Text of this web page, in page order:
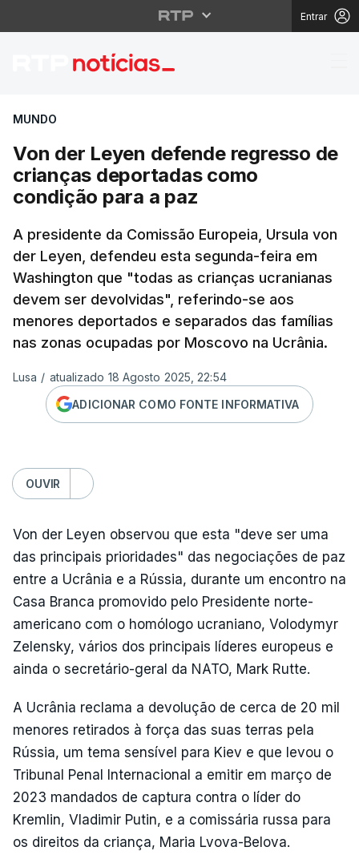
Entrar
Von der Leyen
MUNDO
Von der Leyen defende regresso de
crianças deportadas como
condição para a paz
A presidente da Comissão Europeia, Ursula von
der Leyen, defendeu esta segunda-feira em
Washington que "todas as crianças ucranianas
devem ser devolvidas", referindo-se aos
menores deportados e separados das famílias
nas zonas ocupadas por Moscovo na Ucrânia.
Lusa / atualizado 18 Agosto 2025, 22:54
ADICIONAR COMO FONTE INFORMATIVA
OUVIR
Von der Leyen observou que esta "deve ser uma
das principais prioridades" das negociações de paz
entre a Ucrânia e a Rússia, durante um encontro na
Casa Branca promovido pelo Presidente norte-
americano com o homólogo ucraniano, Volodymyr
Zelensky, vários dos principais líderes europeus e
ainda o secretário-geral da NATO, Mark Rutte.
A Ucrânia reclama a devolução de cerca de 20 mil
menores retirados à força das suas terras pela
Rússia, um tema sensível para Kiev e que levou o
Tribunal Penal Internacional a emitir em março de
2023 mandados de captura contra o líder do
Kremlin, Vladimir Putin, e a comissária russa para
os direitos da criança, Maria Lvova-Belova.